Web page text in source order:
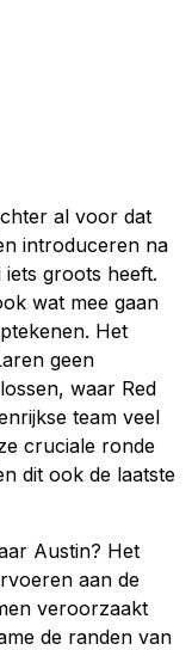
al voor dat
introduceren na
groots heeft.
wat mee gaan
Het
geen
waar Red
team veel
cruciale ronde
dit ook de laatste
Austin? Het
aan de
veroorzaakt
de randen van